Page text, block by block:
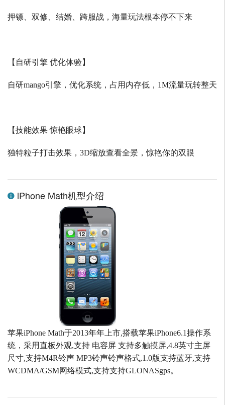
押镖、双修、结婚、跨服战，海量玩法根本停不下来
【自研引擎 优化体验】
自研mango引擎，优化系统，占用内存低， 1M流量玩转整天
【技能效果 惊艳眼球】
独特粒子打击效果， 3D缩放查看全景，惊艳你的双眼
iPhone Math机型介绍
苹果iPhone Math于2013年年上市,搭载苹果iPhone6.1操作系
统，采用直板外观,支持 电容屏 支持多触摸屏,4.8英寸主屏
尺寸,支持M4R铃声 MP3铃声铃声格式,1.0版支持蓝牙,支持
WCDMA/GSM网络模式,支持支持GLONASgps。